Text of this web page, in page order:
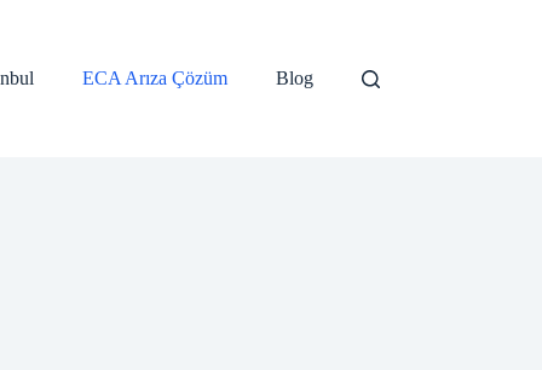
ECA Arıza Çözüm Blog